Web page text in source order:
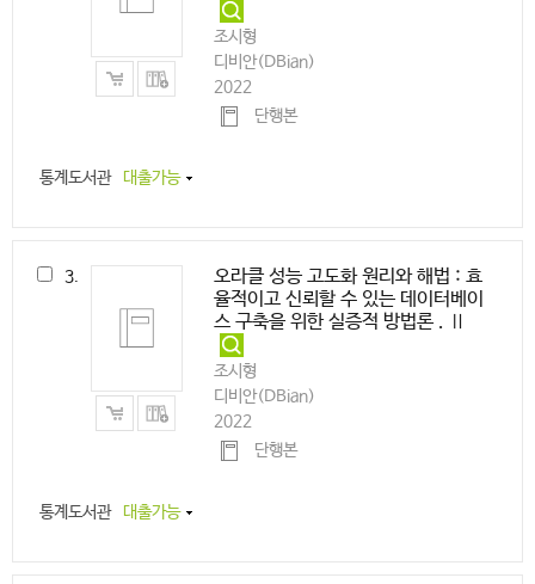
조시형
디비안(DBian)
2022
단행본
통계도서관 대출가능
3.
오라클 성능 고도화 원리와 해법 : 효
율적이고 신뢰할 수 있는 데이터베이
스 구축을 위한 실증적 방법론 . Ⅱ
조시형
디비안(DBian)
2022
단행본
통계도서관 대출가능